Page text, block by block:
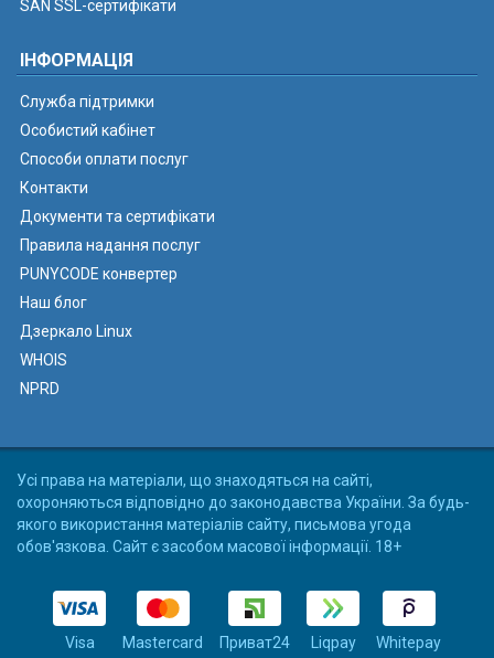
SAN SSL-сертифікати
ІНФОРМАЦІЯ
Служба підтримки
Особистий кабінет
Способи оплати послуг
Контакти
Документи та сертифікати
Правила надання послуг
PUNYCODE конвертер
Наш блог
Дзеркало Linux
WHOIS
NPRD
Усі права на матеріали, що знаходяться на сайті,
охороняються відповідно до законодавства України. За будь-
якого використання матеріалів сайту, письмова угода
обов'язкова. Сайт є засобом масової інформації. 18+
Visa Mastercard Приват24 Liqpay Whitepay